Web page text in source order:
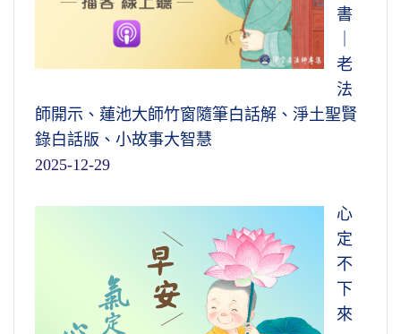
書
老
法
師開示、蓮池大師竹窗隨筆白話解、淨土聖賢
錄白話版、小故事大智慧
2025-12-29
心
定
不
下
來